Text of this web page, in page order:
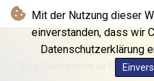
Mit der Nutzung dieser
einverstanden, dass wir
Datenschutzerklärung
© La Quotidienne de Bruxelles